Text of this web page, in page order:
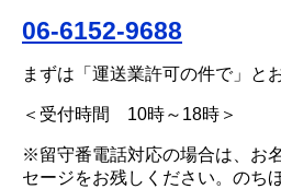
06-6152-9688
まずは「運送業許可の件で」と
＜受付時間 10時～18時＞
※留守番電話対応の場合は、お
セージをお残しください。のち